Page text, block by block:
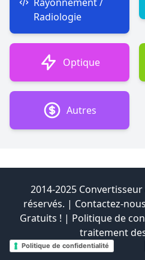
Radiologie
Optique
Autres
2014-2025
réservés. | Contactez-nous
Gratuits ! | Politique de
traitement
Politique de confidentialité